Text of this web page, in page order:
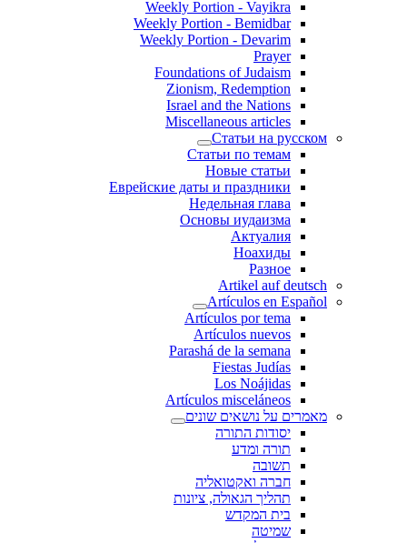
Weekly Portion - Vayikra
Weekly Portion - Bemidbar
Weekly Portion - Devarim
Prayer
Foundations of Judaism
Zionism, Redemption
Israel and the Nations
Miscellaneous articles
Статьи на русском
Статьи по темам
Новые статьи
Еврейские даты и праздники
Недельная глава
Основы иудаизма
Актуалия
Ноахиды
Разное
Artikel auf deutsch
Artículos en Español
Artículos por tema
Artículos nuevos
Parashá de la semana
Fiestas Judías
Los Noájidas
Artículos misceláneos
מאמרים על נושאים שונים
יסודות התורה
תורה ומדע
תשובה
חברה ואקטואליה
תהליך הגאולה, ציונות
בית המקדש
שמיטה